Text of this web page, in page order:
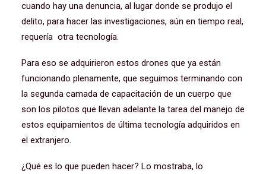
cuando hay una denuncia, al lugar donde se produjo el
delito, para hacer las investigaciones, aún en tiempo real,
requería otra tecnología.
Para eso se adquirieron estos drones que ya están
funcionando plenamente, que seguimos terminando con
la segunda camada de capacitación de un cuerpo que
son los pilotos que llevan adelante la tarea del manejo de
estos equipamientos de última tecnología adquiridos en
el extranjero.
¿Qué es lo que pueden hacer? Lo mostraba, lo